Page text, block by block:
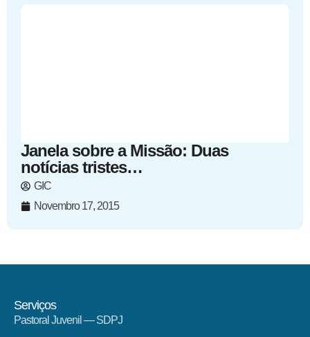
Janela sobre a Missão: Duas
notícias tristes…
GIC
Novembro 17, 2015
Serviços
Pastoral Juvenil — SDPJ